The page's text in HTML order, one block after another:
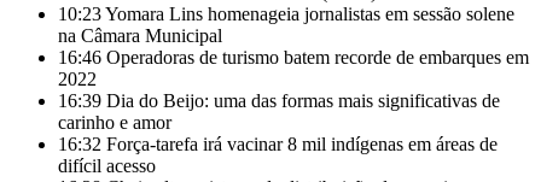
10:23Yomara Lins homenageia jornalistas em sessão solene
na Câmara Municipal
16:46 Operadoras de turismo batem recorde de embarques em
2022
16:39 Dia do Beijo: uma das formas mais significativas de
carinho e amor
16:32 Força-tarefa irá vacinar 8 mil indígenas em áreas de
difícil acesso